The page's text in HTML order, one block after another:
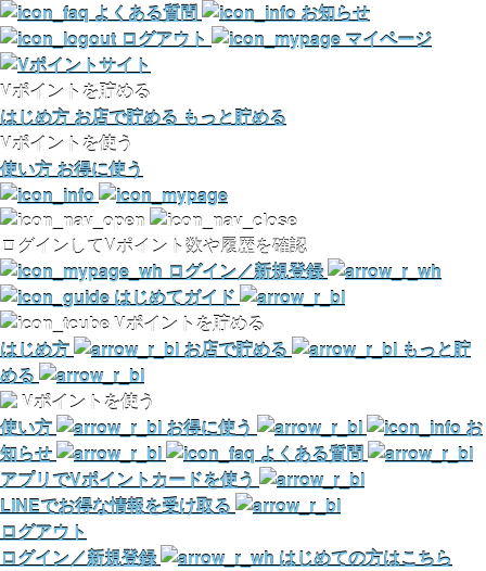
よくある質問
お知らせ
ログアウト
マイページ
Vポイントを貯める
はじめ方 お店で貯める もっと貯める
Vポイントを使う
使い方 お得に使う
ログインしてVポイント数や履歴を確認
ログイン／新規登録
はじめてガイド
Vポイントを貯める
はじめ方
お店で貯める
もっと貯
める
Vポイントを使う
使い方
お得に使う
お
知らせ
よくある質問
アプリでVポイントカードを使う
LINEでお得な情報を受け取る
ログアウト
ログイン／新規登録
はじめての方はこちら